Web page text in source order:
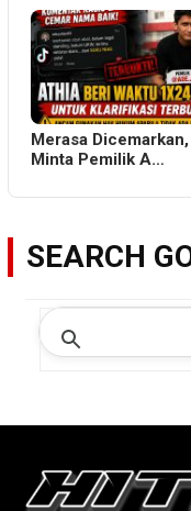
Merasa
Minta Pemilik A…
SEARCH